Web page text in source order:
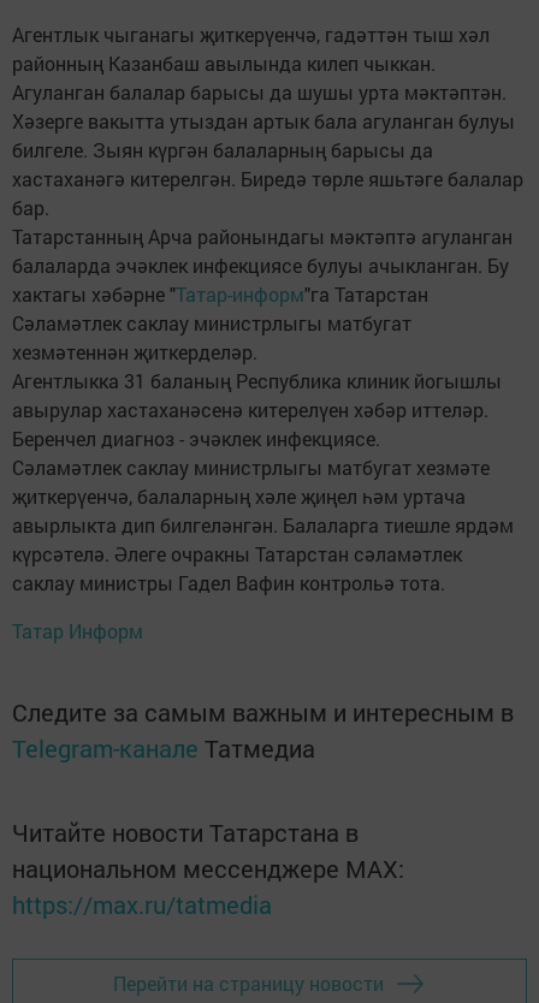
Агентлык чыганагы җиткерүенчә, гадәттән тыш хәл
районның Казанбаш авылында килеп чыккан.
Агуланган балалар барысы да шушы урта мәктәптән.
Хәзерге вакытта утыздан артык бала агуланган булуы
билгеле. Зыян күргән балаларның барысы да
хастаханәгә китерелгән. Биредә төрле яшьтәге балалар
бар.
Татарстанның Арча районындагы мәктәптә агуланган
балаларда эчәклек инфекциясе булуы ачыкланган. Бу
хактагы хәбәрне "Татар-информ"га Татарстан
Сәламәтлек саклау министрлыгы матбугат
хезмәтеннән җиткерделәр.
Агентлыкка 31 баланың Республика клиник йогышлы
авырулар хастаханәсенә китерелүен хәбәр иттеләр.
Беренчел диагноз - эчәклек инфекциясе.
Сәламәтлек саклау министрлыгы матбугат хезмәте
җиткерүенчә, балаларның хәле җиңел һәм уртача
авырлыкта дип билгеләнгән. Балаларга тиешле ярдәм
күрсәтелә. Әлеге очракны Татарстан сәламәтлек
саклау министры Гадел Вафин контрольә тота.
Татар Информ
Следите за самым важным и интересным в
Telegram-канале Татмедиа
Читайте новости Татарстана в
национальном мессенджере MАХ:
https://max.ru/tatmedia
Перейти на страницу новости